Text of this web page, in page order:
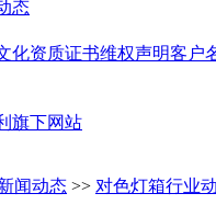
态
化资质证书维权声明客户
旗下网站
闻动态 >> 对色灯箱行业